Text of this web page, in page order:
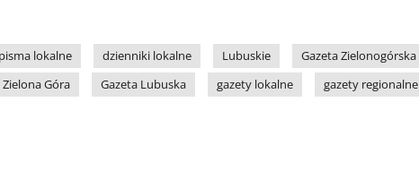
lokalne dzienniki lokalne Lubuskie Gazeta Zielonogórska
Zielona Góra Gazeta Lubuska gazety lokalne gazety regionalne